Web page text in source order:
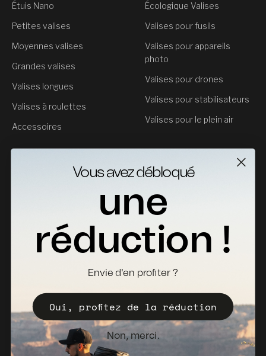
Étuis Nano
Petites valises
Moyennes valises
Grandes valises
Valises longues
Valises à roulettes
Accessoires
Écologique Valises
Valises pour fusils
Valises pour appareils
photo
Valises pour drones
Valises pour stabilisateurs
Valises pour le plein air
Fiches Techniques
Où acheter
Politique de vente
Bulletin d'information
Vous avez débloqué
une
réduction !
Envie d'en profiter ?
Oui, profitez de la réduction
Non, merci.